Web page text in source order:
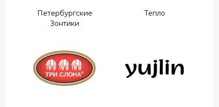
Петербургские
Зонтики
Тепло